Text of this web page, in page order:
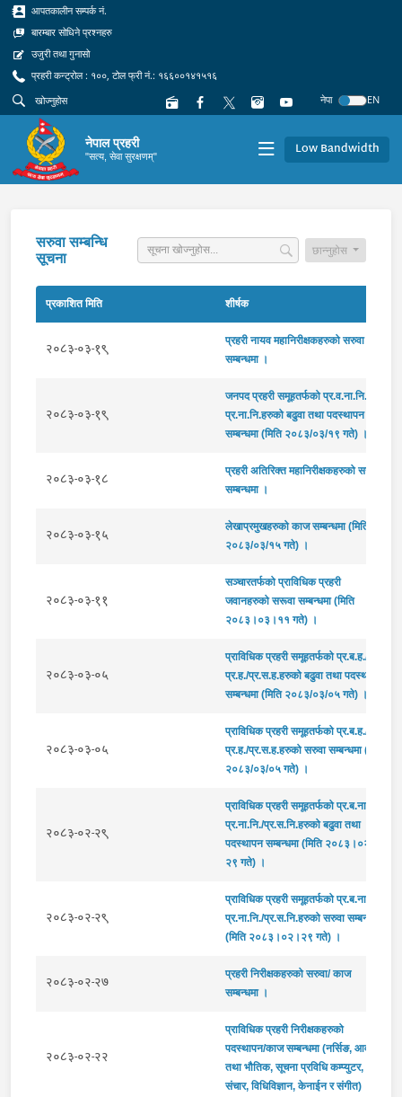
आपतकालीन सम्पर्क नं.
बारम्बार सोधिने प्रश्नहरु
उजुरी तथा गुनासो
प्रहरी कन्ट्रोल : १००, टोल फ्री नं.: १६६००१४१५१६
नेपा
EN
नेपाल प्रहरी
"सत्य, सेवा सुरक्षणम्" Low Bandwidth
सरुवा सम्बन्धि
सूचना
छान्नुहोस
प्रकाशित मिति शीर्षक
२०८३-०३-१९
प्रहरी नायव महानिरीक्षकहरुको सरुवा
सम्बन्धमा ।
२०८३-०३-१९
जनपद प्रहरी समूहतर्फको प्र.व.ना.नि.र
प्र.ना.नि.हरुको बढुवा तथा पदस्थापन
सम्बन्धमा (मिति २०८३/०३/१९ गते) ।
२०८३-०३-१८
प्रहरी अतिरिक्‍त महानिरीक्षकहरुको सरुवा
सम्बन्धमा ।
२०८३-०३-१५
लेखाप्रमुखहरुको काज सम्बन्धमा (मिति
२०८३/०३/१५ गते) ।
२०८३-०३-११
सञ्चारतर्फको प्राविधिक प्रहरी
जवानहरुको सरूवा सम्बन्धमा (मिति
२०८३।०३।११ गते) ।
२०८३-०३-०५
प्राविधिक प्रहरी समूहतर्फको प्र.ब.ह./
प्र.ह./प्र.स.ह.हरुको बढुवा तथा पदस्थापन
सम्बन्धमा (मिति २०८३/०३/०५ गते) ।
२०८३-०३-०५
प्राविधिक प्रहरी समूहतर्फको प्र.ब.ह./
प्र.ह./प्र.स.ह.हरुको सरुवा सम्बन्धमा (मिति
२०८३/०३/०५ गते) ।
२०८३-०२-२९
प्राविधिक प्रहरी समूहतर्फको प्र.ब.ना.नि./
प्र.ना.नि./प्र.स.नि.हरुको बढुवा तथा
पदस्थापन सम्बन्धमा (मिति २०८३।०२।
२९ गते) ।
२०८३-०२-२९
प्राविधिक प्रहरी समूहतर्फको प्र.ब.ना.नि./
प्र.ना.नि./प्र.स.नि.हरुको सरुवा सम्बन्धमा
(मिति २०८३।०२।२९ गते) ।
२०८३-०२-२७
प्रहरी निरीक्षकहरुको सरुवा/ काज
सम्बन्धमा ।
२०८३-०२-२२
प्राविधिक प्रहरी निरीक्षकहरुको
पदस्थापन/काज सम्बन्धमा (नर्सिङ, आवास
तथा भौतिक, सूचना प्रविधि कम्प्युटर,
संचार, विधिविज्ञान, केनाईन र संगीत) ।